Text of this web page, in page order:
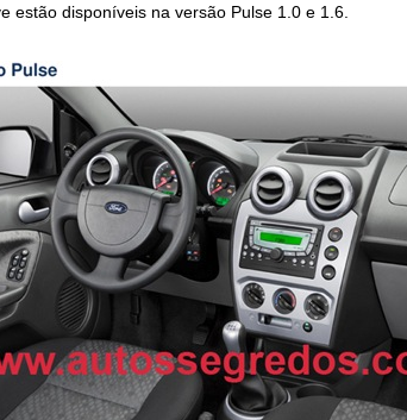
estão disponíveis na versão Pulse 1.0 e 1.6.